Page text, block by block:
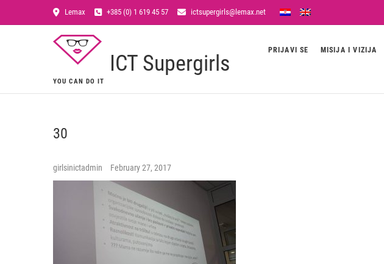
Lemax +385 (0) 1 619 45 57 ictsupergirls@lemax.net
ICT Supergirls
YOU CAN DO IT
PRIJAVI SE MISIJA I VIZIJA
30
girlsinictadmin February 27, 2017